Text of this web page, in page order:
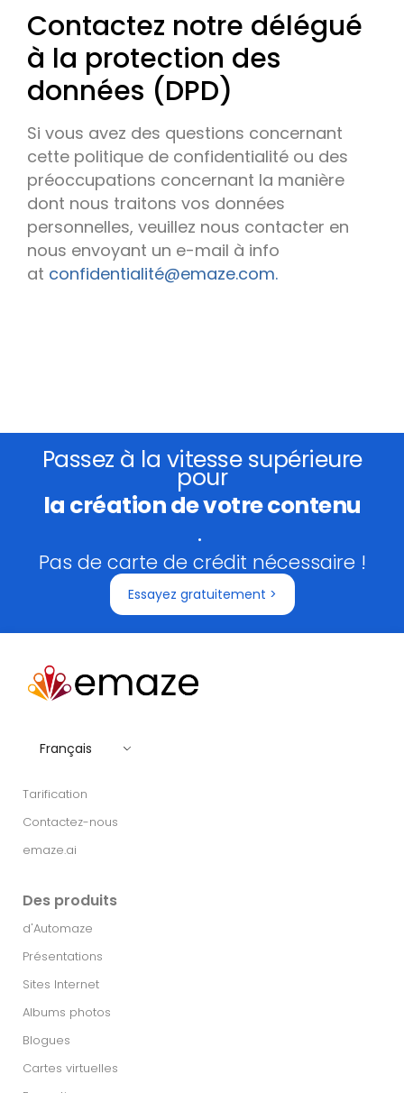
Contactez notre délégué
à la protection des
données (DPD)
Si vous avez des questions concernant
cette politique de confidentialité ou des
préoccupations concernant la manière
dont nous traitons vos données
personnelles, veuillez nous contacter en
nous envoyant un e-mail à info
at confidentialité@emaze.com.
Passez à la vitesse supérieure
pour
la création de votre contenu
.
Pas de carte de crédit nécessaire !
Essayez gratuitement >
Français
Tarification
Contactez-nous
emaze.ai
Des produits
d'Automaze
Présentations
Sites Internet
Albums photos
Blogues
Cartes virtuelles